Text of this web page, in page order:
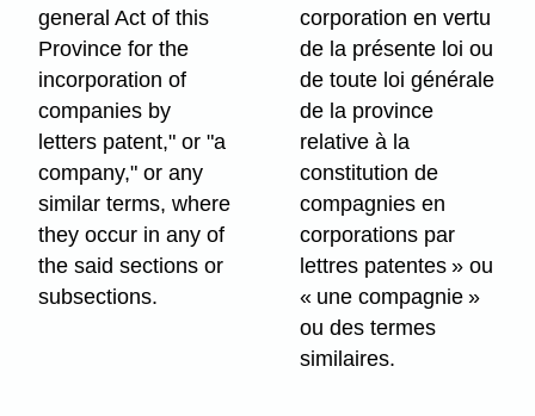
general Act of this
Province for the
incorporation of
companies by
letters patent," or "a
company," or any
similar terms, where
they occur in any of
the said sections or
subsections.
corporation en vertu
de la présente loi ou
de toute loi générale
de la province
relative à la
constitution de
compagnies en
corporations par
lettres patentes » ou
« une compagnie »
ou des termes
similaires.